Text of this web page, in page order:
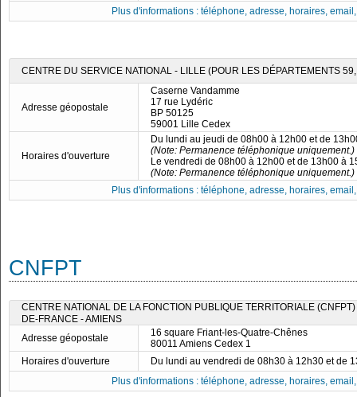
Plus d'informations : téléphone, adresse, horaires,
CENTRE DU SERVICE NATIONAL - LILLE (POUR LES DÉPARTEMENTS
Adresse géopostale
Caserne Vandamme
17 rue Lydéric
BP 50125
59001 Lille Cedex
Horaires d'ouverture
Du lundi au jeudi de 08h00 à 12h00 et de
(Note: Permanence téléphonique uniquement.)
Le vendredi de 08h00 à 12h00 et de 13h00 à
(Note: Permanence téléphonique uniquement.)
Plus d'informations : téléphone, adresse, horaires,
CNFPT
CENTRE NATIONAL DE LA FONCTION PUBLIQUE TERRITORIALE
DE-FRANCE - AMIENS
Adresse géopostale
16 square Friant-les-Quatre-Chênes
80011 Amiens Cedex 1
Horaires d'ouverture
Du lundi au vendredi de 08h30 à 12h30 et de
Plus d'informations : téléphone, adresse, horaires,